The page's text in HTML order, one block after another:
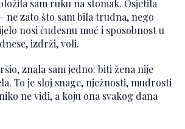
sam ruku na stomak. Osjetila
ne zato što sam bila trudna, nego
nosi čudesnu moć i sposobnost u
izdrži, voli.
znala sam jedno: biti žena nije
To je sloj snage, nježnosti, mudrosti
ne vidi, a koju ona svakog dana